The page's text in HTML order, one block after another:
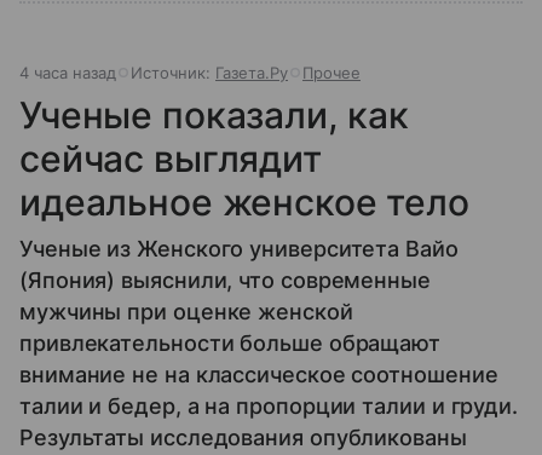
4 часа назад Источник: Газета.Ру Прочее
Ученые показали, как
сейчас выглядит
идеальное женское тело
Ученые из Женского университета Вайо
(Япония) выяснили, что современные
мужчины при оценке женской
привлекательности больше обращают
внимание не на классическое соотношение
талии и бедер, а на пропорции талии и груди.
Результаты исследования опубликованы